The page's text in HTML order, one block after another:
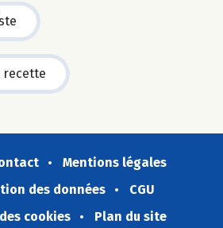
recette
Mentions légales
des données
CGU
cookies
Plan du site